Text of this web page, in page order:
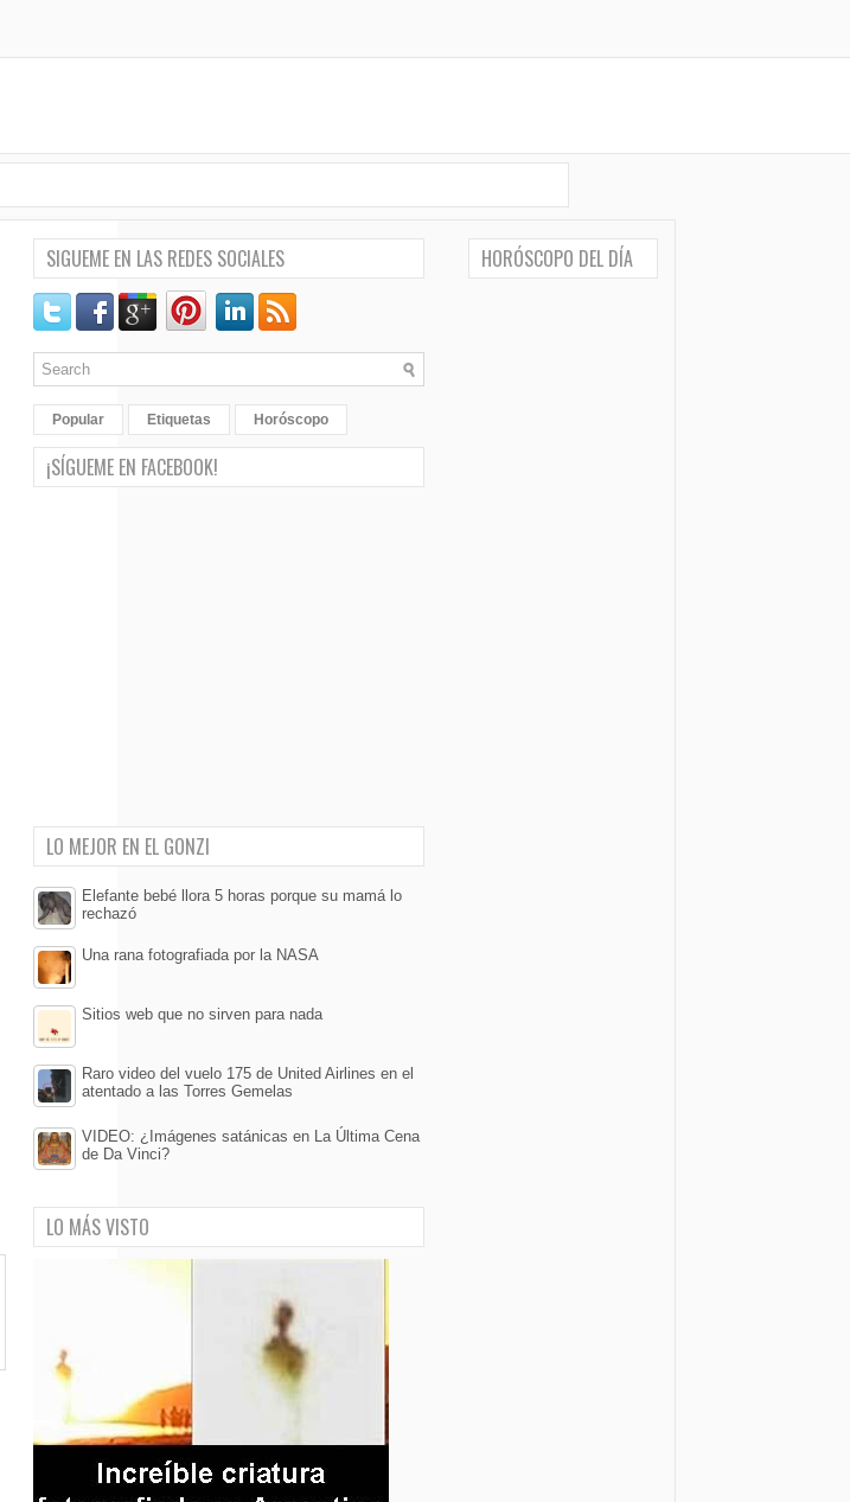
SIGUEME EN LAS REDES SOCIALES
Popular Etiquetas Horóscopo
¡SÍGUEME EN FACEBOOK!
LO MEJOR EN EL GONZI
Elefante bebé llora 5 horas porque su mamá lo
rechazó
Una rana fotografiada por la NASA
Sitios web que no sirven para nada
Raro video del vuelo 175 de United Airlines en el
atentado a las Torres Gemelas
VIDEO: ¿Imágenes satánicas en La Última Cena
de Da Vinci?
LO MÁS VISTO
HORÓSCOPO DEL DÍA